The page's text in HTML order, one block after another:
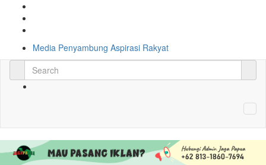
Media Penyambung Aspirasi Rakyat